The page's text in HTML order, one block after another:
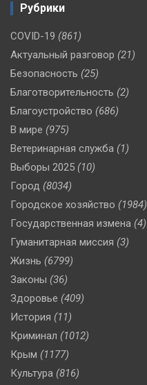
Рубрики
COVID-19 (861)
Актуальный разговор (21)
Безопасность (25)
Благотворительность (2)
Благоустройство (686)
В мире (975)
Ветеринарная служба (1)
Выборы 2025 (10)
Город (8034)
Городское хозяйство (1984)
Государственная измена (4)
Гуманитарная миссия (3)
Жизнь (6799)
Законы (36)
Здоровье (409)
История (11)
Криминал (1012)
Крым (1177)
Культура (816)